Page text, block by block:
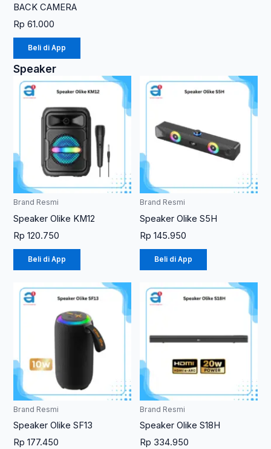
BACK CAMERA
Rp 61.000
Beli di App
Speaker
Brand Resmi
Speaker Olike KM12
Rp 120.750
Beli di App
Brand Resmi
Speaker Olike S5H
Rp 145.950
Beli di App
Brand Resmi
Speaker Olike SF13
Rp 177.450
Brand Resmi
Speaker Olike S18H
Rp 334.950